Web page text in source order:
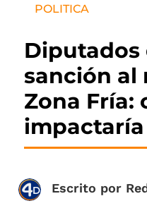
POLITICA
Diputados
sanción al
Zona Fría:
impactaría
Escrito por